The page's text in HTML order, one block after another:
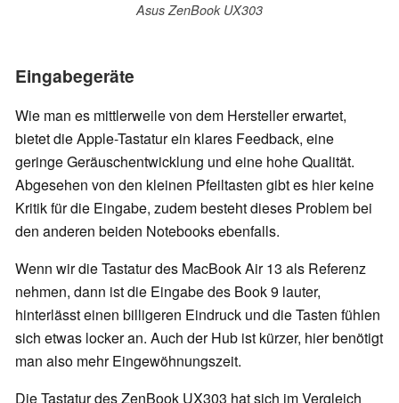
Asus ZenBook UX303
Eingabegeräte
Wie man es mittlerweile von dem Hersteller erwartet,
bietet die Apple-Tastatur ein klares Feedback, eine
geringe Geräuschentwicklung und eine hohe Qualität.
Abgesehen von den kleinen Pfeiltasten gibt es hier keine
Kritik für die Eingabe, zudem besteht dieses Problem bei
den anderen beiden Notebooks ebenfalls.
Wenn wir die Tastatur des MacBook Air 13 als Referenz
nehmen, dann ist die Eingabe des Book 9 lauter,
hinterlässt einen billigeren Eindruck und die Tasten fühlen
sich etwas locker an. Auch der Hub ist kürzer, hier benötigt
man also mehr Eingewöhnungszeit.
Die Tastatur des ZenBook UX303 hat sich im Vergleich